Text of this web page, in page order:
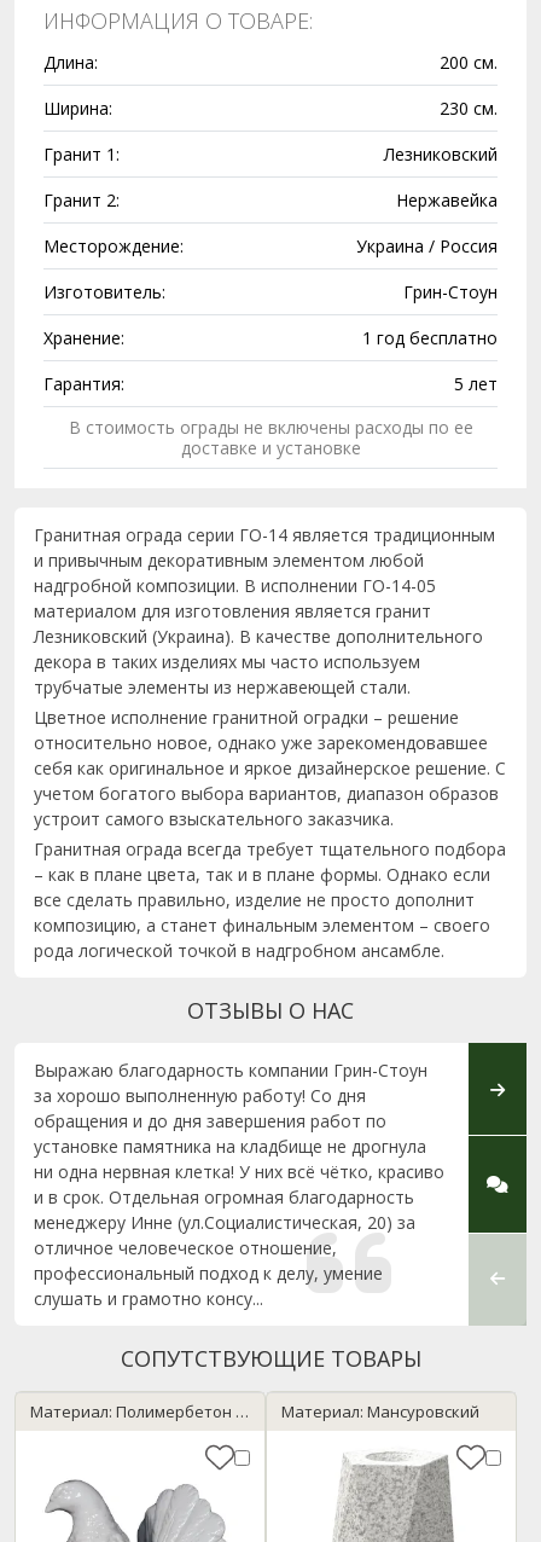
ИНФОРМАЦИЯ О ТОВАРЕ:
Длина:
200 см.
Ширина:
230 см.
Гранит 1:
Лезниковский
Гранит 2:
Нержавейка
Месторождение:
Украина / Россия
Изготовитель:
Грин-Стоун
Хранение:
1 год бесплатно
Гарантия:
5 лет
В стоимость ограды не включены расходы по ее
доставке и установке
Гранитная ограда серии ГО-14 является традиционным
и привычным декоративным элементом любой
надгробной композиции. В исполнении ГО-14-05
материалом для изготовления является гранит
Лезниковский (Украина). В качестве дополнительного
декора в таких изделиях мы часто используем
трубчатые элементы из нержавеющей стали.
Цветное исполнение гранитной оградки – решение
относительно новое, однако уже зарекомендовавшее
себя как оригинальное и яркое дизайнерское решение. С
учетом богатого выбора вариантов, диапазон образов
устроит самого взыскательного заказчика.
Гранитная ограда всегда требует тщательного подбора
– как в плане цвета, так и в плане формы. Однако если
все сделать правильно, изделие не просто дополнит
композицию, а станет финальным элементом – своего
рода логической точкой в надгробном ансамбле.
ОТЗЫВЫ О НАС
Выражаю благодарность компании Грин-Стоун
за хорошо выполненную работу! Со дня
обращения и до дня завершения работ по
установке памятника на кладбище не дрогнула
ни одна нервная клетка! У них всё чётко, красиво
и в срок. Отдельная огромная благодарность
менеджеру Инне (ул.Социалистическая, 20) за
отличное человеческое отношение,
профессиональный подход к делу, умение
слушать и грамотно консу...
по
СОПУТСТВУЮЩИЕ ТОВАРЫ
Материал: Полимербетон / мрамор Материал: Мансуровский